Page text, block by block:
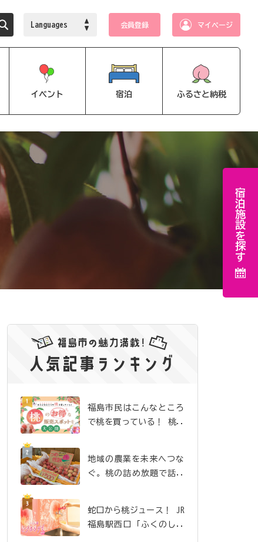
Languages 会員登録 マイページ
イベント 宿泊 ふるさと納税
宿泊施設を探す
福島市民はこんなところ
で桃を買っている！ 桃の
地域の農業を未来へつな
ぐ。桃の詰め放題で話題
蛇口から桃ジュース！ JR
福島駅西口「ふくのしま